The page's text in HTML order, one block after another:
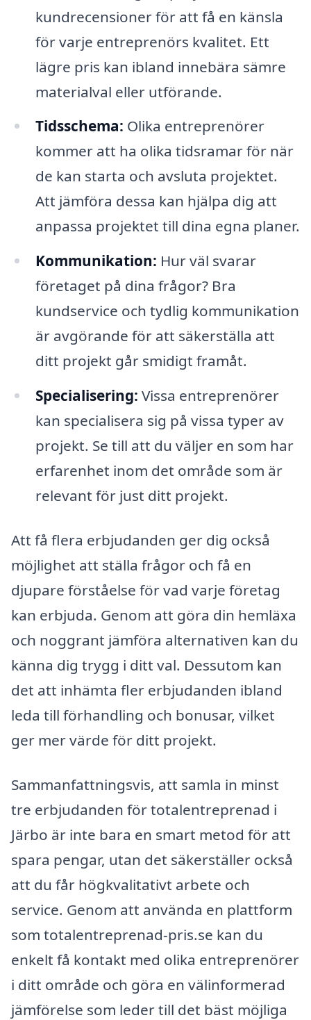
kundrecensioner för att få en känsla
för varje entreprenörs kvalitet. Ett
lägre pris kan ibland innebära sämre
materialval eller utförande.
Tidsschema: Olika entreprenörer
kommer att ha olika tidsramar för när
de kan starta och avsluta projektet.
Att jämföra dessa kan hjälpa dig att
anpassa projektet till dina egna planer.
Kommunikation: Hur väl svarar
företaget på dina frågor? Bra
kundservice och tydlig kommunikation
är avgörande för att säkerställa att
ditt projekt går smidigt framåt.
Specialisering: Vissa entreprenörer
kan specialisera sig på vissa typer av
projekt. Se till att du väljer en som har
erfarenhet inom det område som är
relevant för just ditt projekt.
Att få flera erbjudanden ger dig också
möjlighet att ställa frågor och få en
djupare förståelse för vad varje företag
kan erbjuda. Genom att göra din hemläxa
och noggrant jämföra alternativen kan du
känna dig trygg i ditt val. Dessutom kan
det att inhämta fler erbjudanden ibland
leda till förhandling och bonusar, vilket
ger mer värde för ditt projekt.
Sammanfattningsvis, att samla in minst
tre erbjudanden för totalentreprenad i
Järbo är inte bara en smart metod för att
spara pengar, utan det säkerställer också
att du får högkvalitativt arbete och
service. Genom att använda en plattform
som totalentreprenad-pris.se kan du
enkelt få kontakt med olika entreprenörer
i ditt område och göra en välinformerad
jämförelse som leder till det bäst möjliga